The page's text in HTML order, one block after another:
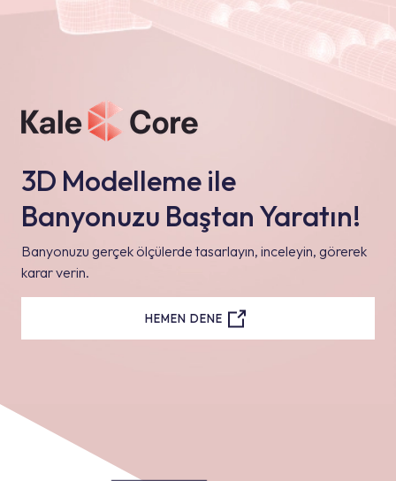
3D Modelleme ile
Banyonuzu Baştan Yaratın!
Banyonuzu gerçek ölçülerde tasarlayın, inceleyin, görerek
karar verin.
HEMEN DENE